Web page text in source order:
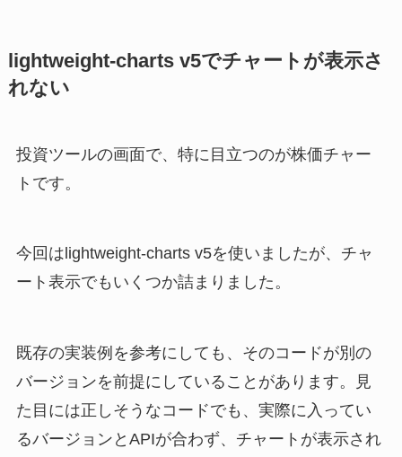
lightweight-charts v5でチャートが表示さ
れない
投資ツールの画面で、特に目立つのが株価チャー
トです。
今回はlightweight-charts v5を使いましたが、チャ
ート表示でもいくつか詰まりました。
既存の実装例を参考にしても、そのコードが別の
バージョンを前提にしていることがあります。見
た目には正しそうなコードでも、実際に入ってい
るバージョンとAPIが合わず、チャートが表示され